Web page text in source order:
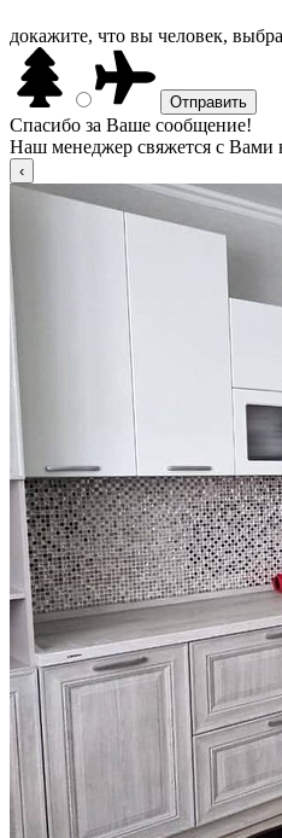
докажите, что вы человек,
Спасибо за Ваше сообщение!
Наш менеджер свяжется с Вами